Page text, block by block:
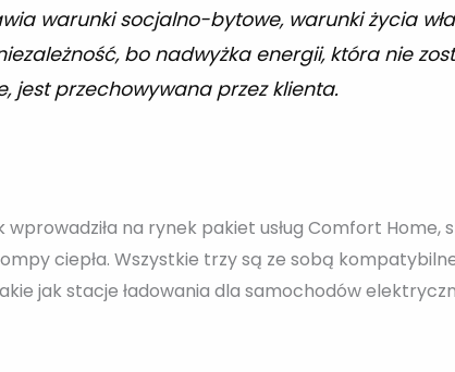
warunki socjalno-bytowe, warunki życia
bo nadwyżka energii, która nie
jest przechowywana przez klienta.
na rynek pakiet usług Comfort Home,
ciepła. Wszystkie trzy są ze sobą kompatybilne
jak stacje ładowania dla samochodów